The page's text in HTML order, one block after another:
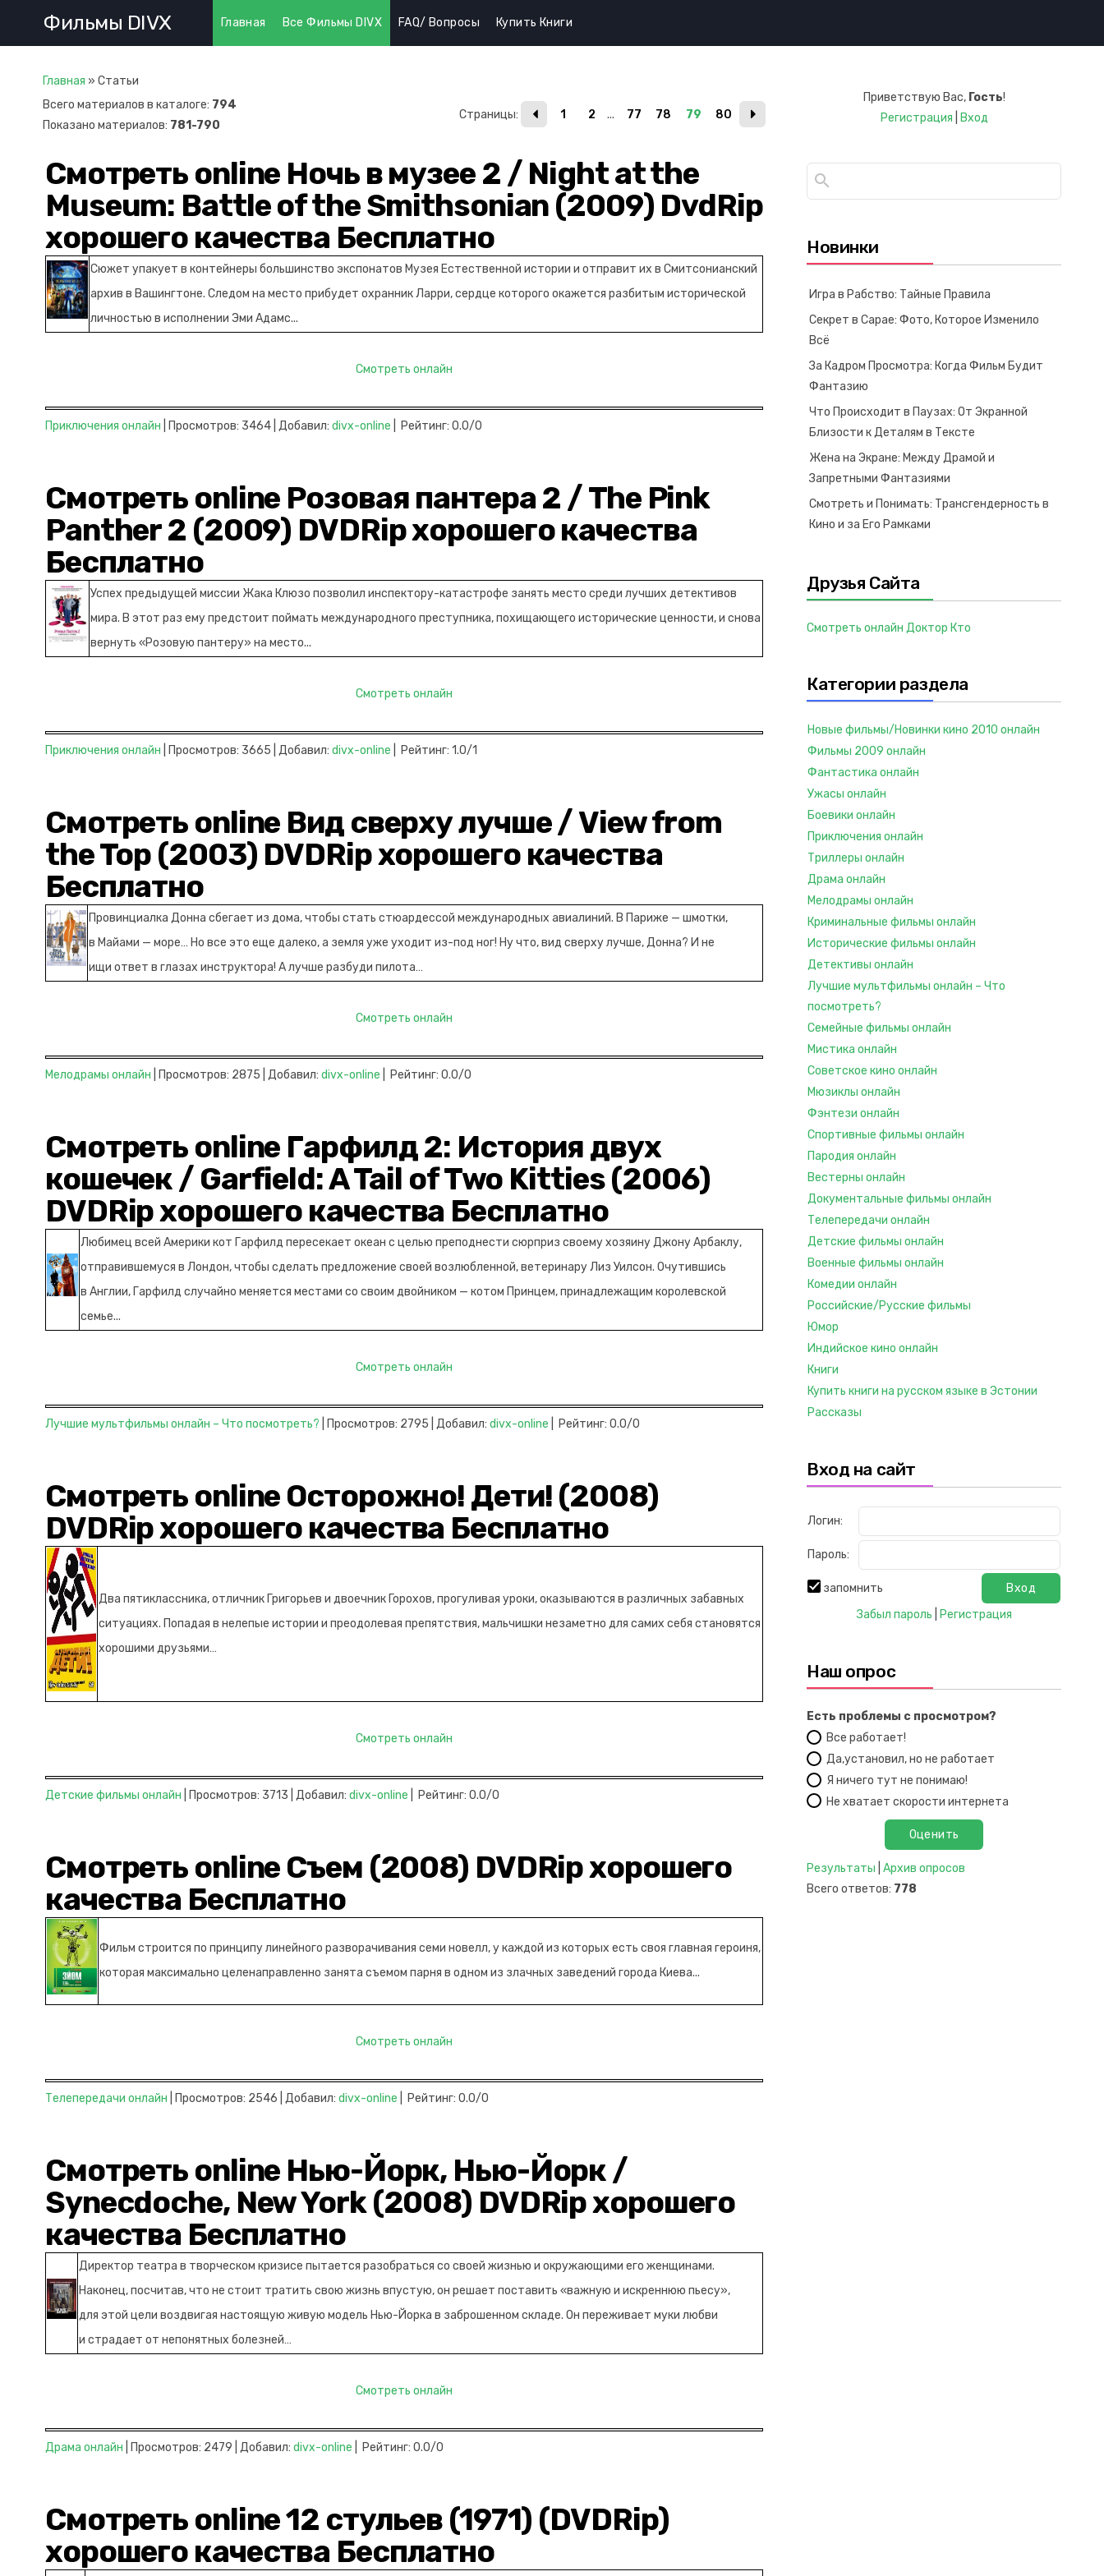
Фильмы DIVX Главная Все Фильмы DIVX FAQ/ Вопросы Купить Книги
Главная » Статьи
Всего материалов в каталоге: 794
Показано материалов: 781-790
Страницы: 1 2 ... 77 78 79 80
Смотреть online Ночь в музее 2 / Night at the
Museum: Battle of the Smithsonian (2009) DvdRip
хорошего качества Бесплатно
Сюжет упакует в контейнеры большинство экспонатов Музея Естественной истории и отправит их в Смитсонианский
архив в Вашингтоне. Следом на место прибудет охранник Ларри, сердце которого окажется разбитым исторической
личностью в исполнении Эми Адамс...
Смотреть онлайн
Приключения онлайн | Просмотров: 3464 | Добавил: divx-online | Рейтинг: 0.0/0
Смотреть online Розовая пантера 2 / The Pink
Panther 2 (2009) DVDRip хорошего качества
Бесплатно
Успех предыдущей миссии Жака Клюзо позволил инспектору-катастрофе занять место среди лучших детективов
мира. В этот раз ему предстоит поймать международного преступника, похищающего исторические ценности, и снова
вернуть «Розовую пантеру» на место...
Смотреть онлайн
Приключения онлайн | Просмотров: 3665 | Добавил: divx-online | Рейтинг: 1.0/1
Смотреть online Вид сверху лучше / View from
the Top (2003) DVDRip хорошего качества
Бесплатно
Провинциалка Донна сбегает из дома, чтобы стать стюардессой международных авиалиний. В Париже — шмотки,
в Майами — море… Но все это еще далеко, а земля уже уходит из-под ног! Ну что, вид сверху лучше, Донна? И не
ищи ответ в глазах инструктора! А лучше разбуди пилота…
Смотреть онлайн
Мелодрамы онлайн | Просмотров: 2875 | Добавил: divx-online | Рейтинг: 0.0/0
Смотреть online Гарфилд 2: История двух
кошечек / Garfield: A Tail of Two Kitties (2006)
DVDRip хорошего качества Бесплатно
Любимец всей Америки кот Гарфилд пересекает океан с целью преподнести сюрприз своему хозяину Джону Арбаклу,
отправившемуся в Лондон, чтобы сделать предложение своей возлюбленной, ветеринару Лиз Уилсон. Очутившись
в Англии, Гарфилд случайно меняется местами со своим двойником — котом Принцем, принадлежащим королевской
семье...
Смотреть онлайн
Лучшие мультфильмы онлайн – Что посмотреть? | Просмотров: 2795 | Добавил: divx-online | Рейтинг: 0.0/0
Смотреть online Осторожно! Дети! (2008)
DVDRip хорошего качества Бесплатно
Два пятиклассника, отличник Григорьев и двоечник Горохов, прогуливая уроки, оказываются в различных забавных
ситуациях. Попадая в нелепые истории и преодолевая препятствия, мальчишки незаметно для самих себя становятся
хорошими друзьями…
Смотреть онлайн
Детские фильмы онлайн | Просмотров: 3713 | Добавил: divx-online | Рейтинг: 0.0/0
Смотреть online Съем (2008) DVDRip хорошего
качества Бесплатно
Фильм строится по принципу линейного разворачивания семи новелл, у каждой из которых есть своя главная героиня,
которая максимально целенаправленно занята съемом парня в одном из злачных заведений города Киева...
Смотреть онлайн
Телепередачи онлайн | Просмотров: 2546 | Добавил: divx-online | Рейтинг: 0.0/0
Смотреть online Нью-Йорк, Нью-Йорк /
Synecdoche, New York (2008) DVDRip хорошего
качества Бесплатно
Директор театра в творческом кризисе пытается разобраться со своей жизнью и окружающими его женщинами.
Наконец, посчитав, что не стоит тратить свою жизнь впустую, он решает поставить «важную и искреннюю пьесу»,
для этой цели воздвигая настоящую живую модель Нью-Йорка в заброшенном складе. Он переживает муки любви
и страдает от непонятных болезней…
Смотреть онлайн
Драма онлайн | Просмотров: 2479 | Добавил: divx-online | Рейтинг: 0.0/0
Смотреть online 12 стульев (1971) (DVDRip)
хорошего качества Бесплатно
Приветствую Вас, Гость!
Регистрация
Вход
Новинки
Игра в Рабство: Тайные Правила
Секрет в Сарае: Фото, Которое Изменило
Всё
За Кадром Просмотра: Когда Фильм Будит
Фантазию
Что Происходит в Паузах: От Экранной
Близости к Деталям в Тексте
Жена на Экране: Между Драмой и
Запретными Фантазиями
Смотреть и Понимать: Трансгендерность в
Кино и за Его Рамками
Друзья Сайта
Смотреть онлайн Доктор Кто
Категории раздела
Новые фильмы/Новинки кино 2010 онлайн
Фильмы 2009 онлайн
Фантастика онлайн
Ужасы онлайн
Боевики онлайн
Приключения онлайн
Триллеры онлайн
Драма онлайн
Мелодрамы онлайн
Криминальные фильмы онлайн
Исторические фильмы онлайн
Детективы онлайн
Лучшие мультфильмы онлайн – Что
посмотреть?
Семейные фильмы онлайн
Мистика онлайн
Советское кино онлайн
Мюзиклы онлайн
Фэнтези онлайн
Спортивные фильмы онлайн
Пародия онлайн
Вестерны онлайн
Документальные фильмы онлайн
Телепередачи онлайн
Детские фильмы онлайн
Военные фильмы онлайн
Комедии онлайн
Российские/Русские фильмы
Юмор
Индийское кино онлайн
Книги
Купить книги на русском языке в Эстонии
Рассказы
Вход на сайт
Логин:
Пароль:
запомнить
Забыл пароль
Регистрация
Наш опрос
Есть проблемы с просмотром?
Все работает!
Да,установил, но не работает
Я ничего тут не понимаю!
Не хватает скорости интернета
Результаты Архив опросов
Всего ответов: 778